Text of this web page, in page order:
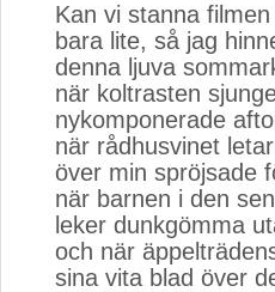
Kan vi stanna filmen
bara lite, så jag
denna ljuva
när koltrasten
nykomponerade
när rådhusvinet
över min spröjsade
när barnen i den
leker dunkgömma
och när
sina vita blad över